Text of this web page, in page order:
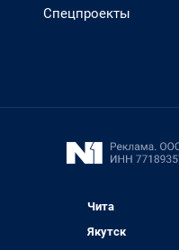
Спецпроекты
Чита
Якутск